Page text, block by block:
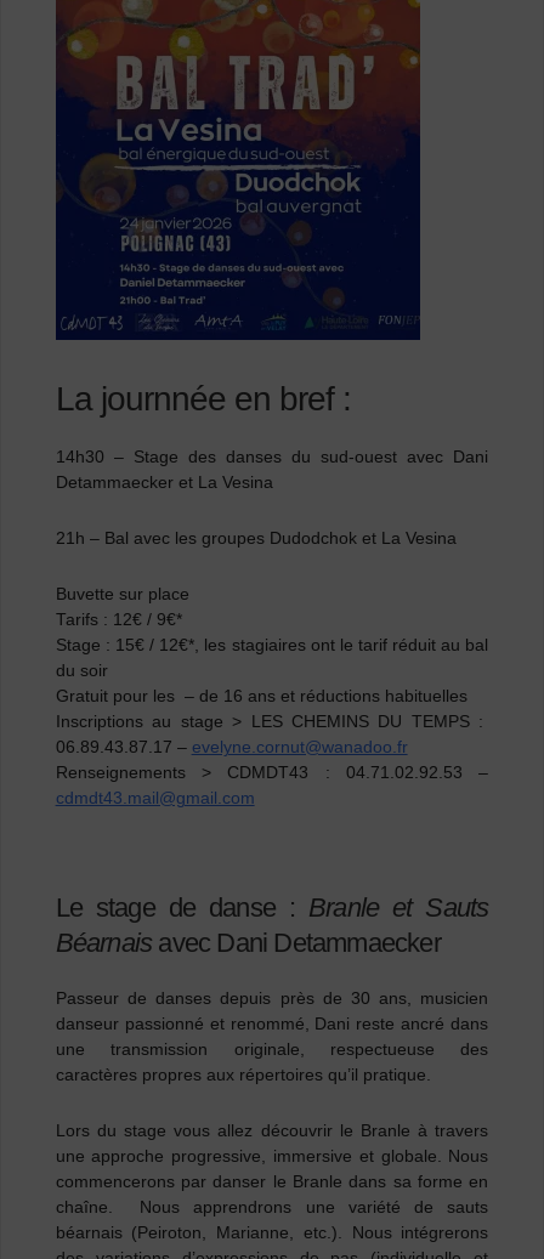
La journnée en bref :
14h30 – Stage des danses du sud-ouest avec Dani
Detammaecker et La Vesina
21h – Bal avec les groupes Dudodchok et La Vesina
Buvette sur place
Tarifs : 12€ / 9€*
Stage : 15€ / 12€*, les stagiaires ont le tarif réduit au bal
du soir
Gratuit pour les – de 16 ans et réductions habituelles
Inscriptions au stage > LES CHEMINS DU TEMPS :
06.89.43.87.17 – evelyne.cornut@wanadoo.fr
Renseignements > CDMDT43 : 04.71.02.92.53 –
cdmdt43.mail@gmail.com
Le stage de danse : Branle et Sauts
Béarnais avec Dani Detammaecker
Passeur de danses depuis près de 30 ans, musicien
danseur passionné et renommé, Dani reste ancré dans
une transmission originale, respectueuse des
caractères propres aux répertoires qu’il pratique.
Lors du stage vous allez découvrir le Branle à travers
une approche progressive, immersive et globale. Nous
commencerons par danser le Branle dans sa forme en
chaîne
Nous apprendrons une variété desauts
béarnais(Peiroton, Marianne, etc.). Nous intégrerons